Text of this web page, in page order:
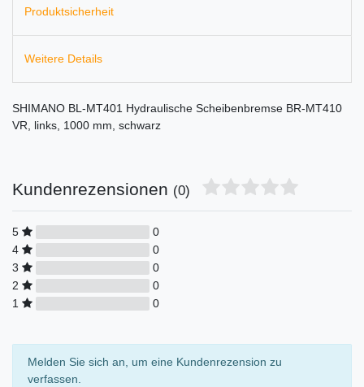
Produktsicherheit
Weitere Details
SHIMANO BL-MT401 Hydraulische Scheibenbremse BR-MT410
VR, links, 1000 mm, schwarz
Kundenrezensionen (0)
5
0
4
0
3
0
2
0
1
0
Melden Sie sich an, um eine Kundenrezension zu
verfassen.